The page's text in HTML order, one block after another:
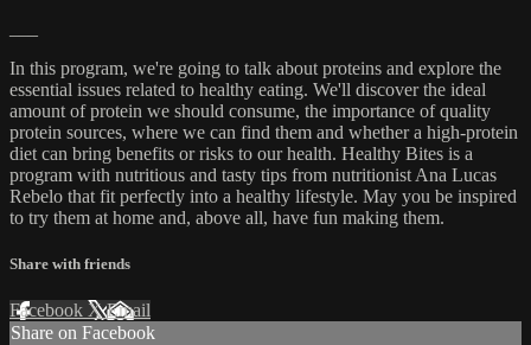
In this program, we're going to talk about proteins and explore the
essential issues related to healthy eating. We'll discover the ideal
amount of protein we should consume, the importance of quality
protein sources, where we can find them and whether a high-protein
diet can bring benefits or risks to our health. Healthy Bites is a
program with nutritious and tasty tips from nutritionist Ana Lucas
Rebelo that fit perfectly into a healthy lifestyle. May you be inspired
to try them at home and, above all, have fun making them.
Share with friends
Facebook XEmail
Share on Facebook